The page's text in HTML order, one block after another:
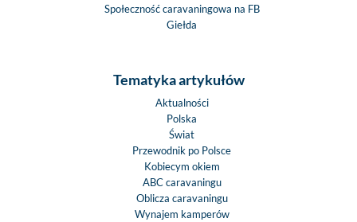
Społeczność caravaningowa na FB
Giełda
Tematyka artykułów
Aktualności
Polska
Świat
Przewodnik po Polsce
Kobiecym okiem
ABC caravaningu
Oblicza caravaningu
Wynajem kamperów